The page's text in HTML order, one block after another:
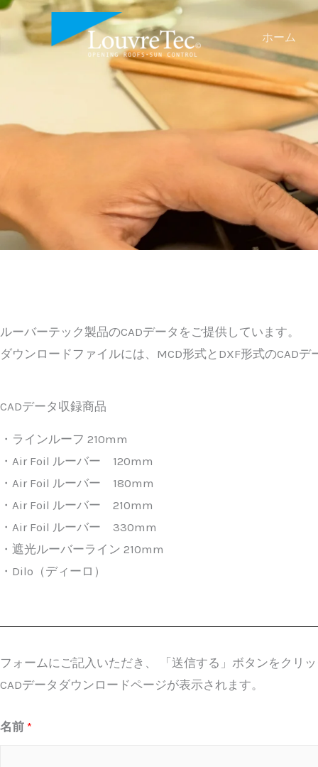
内
を
ッ
ホーム
ルーバーテック製品のCADデータをご提供しています。
ダウンロードファイルには、MCD形式とDXF形式のCADデ
CADデータ収録商品
・ラインルーフ 210mm
・Air Foil ルーバー 120mm
・Air Foil ルーバー 180mm
・Air Foil ルーバー 210mm
・Air Foil ルーバー 330mm
・遮光ルーバーライン 210mm
・ Dilo（ディーロ）
フォームにご記入いただき、 「送信する」ボタンをクリッ
CADデータダウンロードページが表示されます。
名前 *